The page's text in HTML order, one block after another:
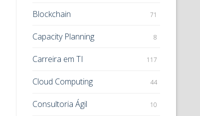
Blockchain 71
Capacity Planning 8
Carreira em TI 117
Cloud Computing 44
Consultoria Ágil 10